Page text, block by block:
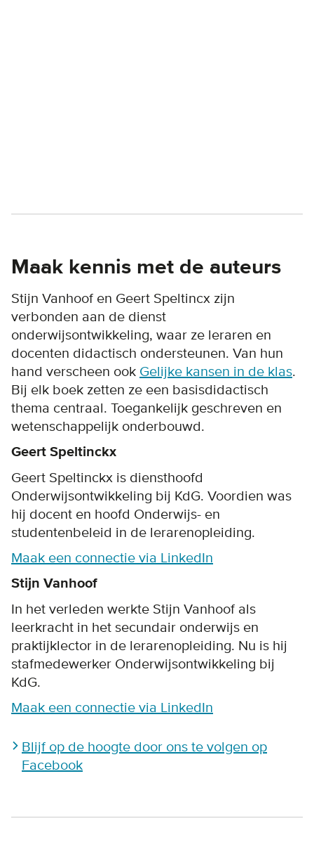
Maak kennis met de auteurs
Stijn Vanhoof en Geert Speltincx zijn
verbonden aan de dienst
onderwijsontwikkeling, waar ze leraren en
docenten didactisch ondersteunen. Van hun
hand verscheen ook Gelijke kansen in de klas.
Bij elk boek zetten ze een basisdidactisch
thema centraal. Toegankelijk geschreven en
wetenschappelijk onderbouwd.
Geert Speltinckx
Geert Speltinckx is diensthoofd
Onderwijsontwikkeling bij KdG. Voordien was
hij docent en hoofd Onderwijs- en
studentenbeleid in de lerarenopleiding.
Maak een connectie via LinkedIn
Stijn Vanhoof
In het verleden werkte Stijn Vanhoof als
leerkracht in het secundair onderwijs en
praktijklector in de lerarenopleiding. Nu is hij
stafmedewerker Onderwijsontwikkeling bij
KdG.
Maak een connectie via LinkedIn
Blijf op de hoogte door ons te volgen op
Facebook